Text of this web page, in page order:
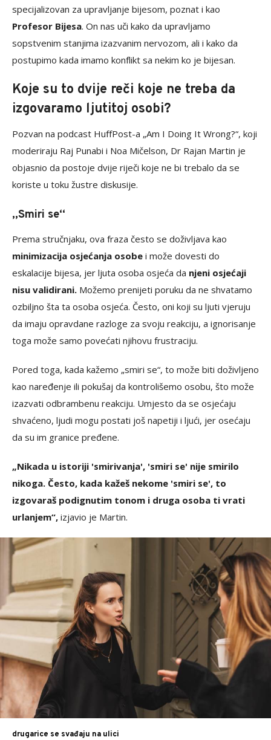
specijalizovan za upravljanje bijesom, poznat i kao
Profesor Bijesa. On nas uči kako da upravljamo
sopstvenim stanjima izazvanim nervozom, ali i kako da
postupimo kada imamo konflikt sa nekim ko je bijesan.
Koje su to dvije reči koje ne treba da
izgovaramo ljutitoj osobi?
Pozvan na podcast HuffPost-a „Am I Doing It Wrong?“, koji
moderiraju Raj Punabi i Noa Mičelson, Dr Rajan Martin je
objasnio da postoje dvije riječi koje ne bi trebalo da se
koriste u toku žustre diskusije.
„Smiri se“
Prema stručnjaku, ova fraza često se doživljava kao
minimizacija osjećanja osobe i može dovesti do
eskalacije bijesa, jer ljuta osoba osjeća da njeni osjećaji
nisu validirani. Možemo prenijeti poruku da ne shvatamo
ozbiljno šta ta osoba osjeća. Često, oni koji su ljuti vjeruju
da imaju opravdane razloge za svoju reakciju, a ignorisanje
toga može samo povećati njihovu frustraciju.
Pored toga, kada kažemo „smiri se“, to može biti doživljeno
kao naređenje ili pokušaj da kontrolišemo osobu, što može
izazvati odbrambenu reakciju. Umjesto da se osjećaju
shvaćeno, ljudi mogu postati još napetiji i ljući, jer osećaju
da su im granice pređene.
„Nikada u istoriji 'smirivanja', 'smiri se' nije smirilo
nikoga. Često, kada kažeš nekome 'smiri se', to
izgovaraš podignutim tonom i druga osoba ti vrati
urlanjem“, izjavio je Martin.
drugarice se svađaju na ulici